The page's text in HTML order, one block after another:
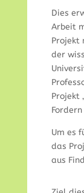
Dies
Arbeit
Projekt
der
Projekt
Fordern
Um es
das
aus